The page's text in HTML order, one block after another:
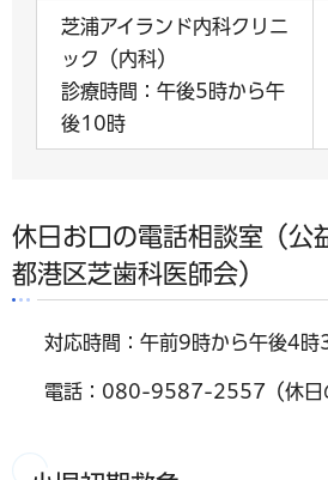
芝浦アイランド内科クリニ
ック（内科）
診療時間：午後5時から午
後10時
休日お口の電話相談室（
都港区芝歯科医師会）
対応時間：午前9時から午後4時
電話：080-9587-2557（休日